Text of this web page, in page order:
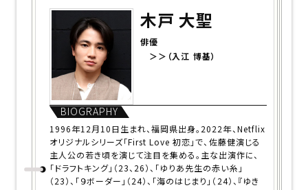
木戸 大聖
俳優
＞＞（入江 博基）
BIOGRAPHY
1996年12月10日生まれ、福岡県出身。2022年、Netflix
オリジナルシリーズ「First Love 初恋」で、佐藤健演じる
主人公の若き頃を演じて注目を集める。主な出演作に、
「ドラフトキング」（23、26）、「ゆりあ先生の赤い糸」
（23）、「９ボーダー」（24）、「海のはじまり」（24）、『ゆき